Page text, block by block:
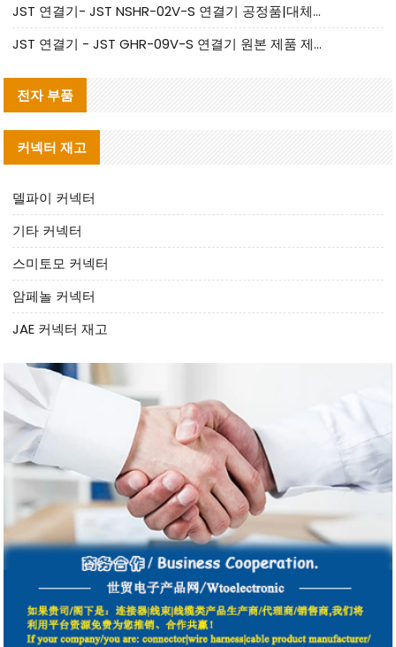
JST 연결기- JST NSHR-02V-S 연결기 공정품|대체품 제공
JST 연결기 - JST GHR-09V-S 연결기 원본 제품 제공 | 대체품 제공
전자 부품
커넥터 재고
델파이 커넥터
기타 커넥터
스미토모 커넥터
암페놀 커넥터
JAE 커넥터 재고